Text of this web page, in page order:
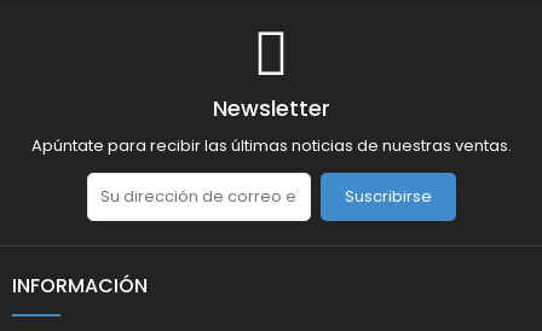
Newsletter
Apúntate para recibir las últimas noticias de nuestras ventas.
Suscribirse
INFORMACIÓN